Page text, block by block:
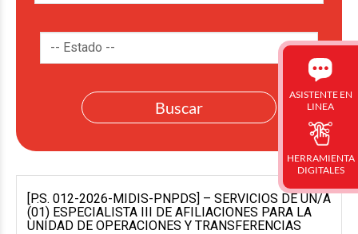
[P.S. 012-2026-MIDIS-PNPDS] – SERVICIOS DE UN/A
(01) ESPECIALISTA III DE AFILIACIONES PARA LA
UNIDAD DE OPERACIONES Y TRANSFERENCIAS
ASISTENTE EN
LINEA
HERRAMIENTA
DIGITALES